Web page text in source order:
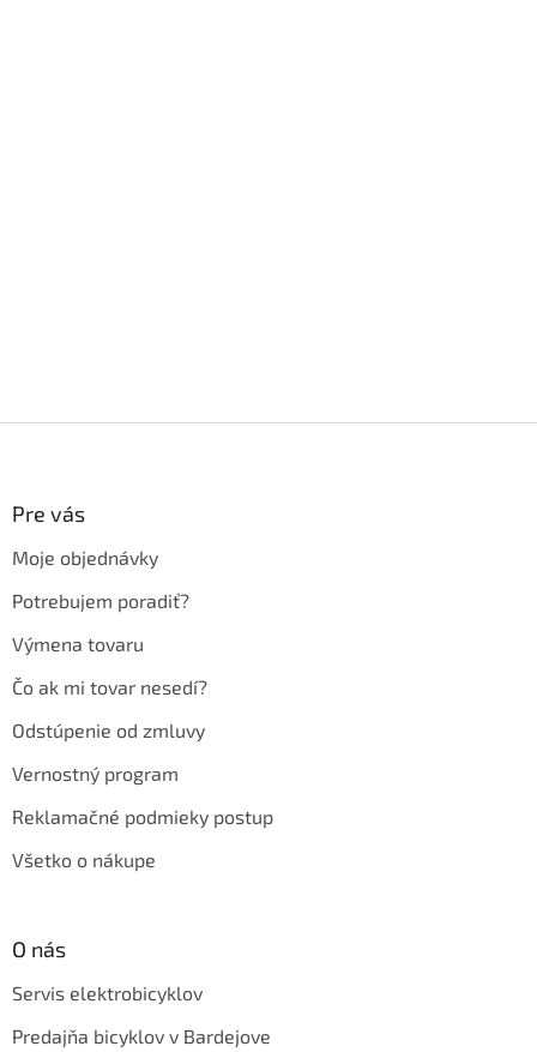
Pre vás
Moje objednávky
Potrebujem poradiť?
Výmena tovaru
Čo ak mi tovar nesedí?
Odstúpenie od zmluvy
Vernostný program
Reklamačné podmieky postup
Všetko o nákupe
O nás
Servis elektrobicyklov
Predajňa bicyklov v Bardejove